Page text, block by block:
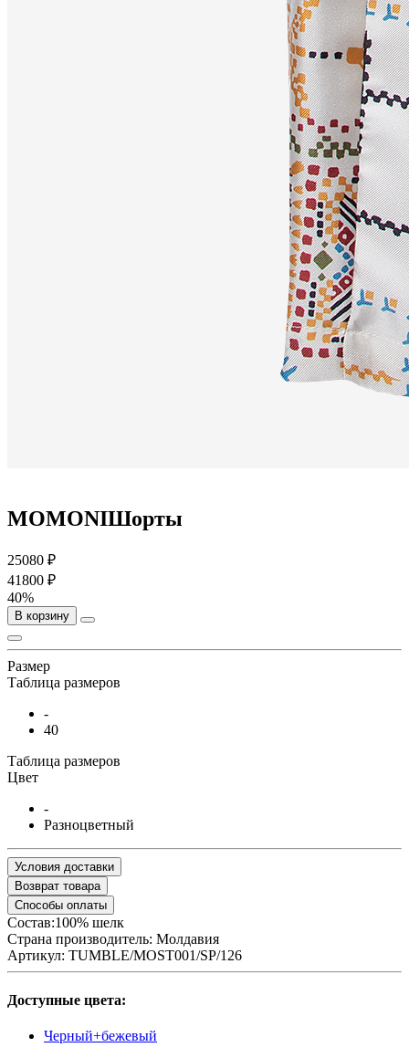
MOMONIШорты
25080 ₽
41800 ₽
40%
В корзину
Размер
Таблица размеров
-
40
Таблица размеров
Цвет
-
Разноцветный
Условия доставки
Возврат товара
Способы оплаты
Состав:100% шелк
Страна производитель: Молдавия
Артикул: TUMBLE/MOST001/SP/126
Доступные цвета:
Черный+бежевый